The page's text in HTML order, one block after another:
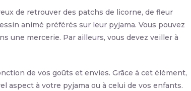
de retrouver des patchs de licorne, de fleur
animé préférés sur leur pyjama. Vous pouvez
une mercerie. Par ailleurs, vous devez veiller à
de vos goûts et envies. Grâce à cet élément,
aspect à votre pyjama ou à celui de vos enfants.